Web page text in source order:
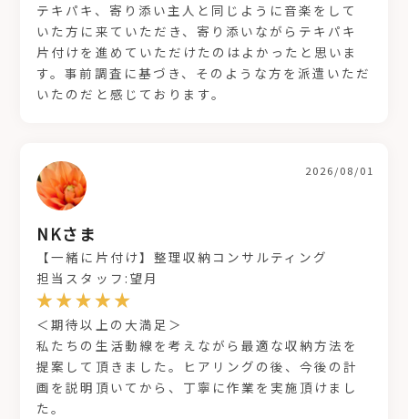
テキパキ、寄り添い主人と同じように音楽をして
いた方に来ていただき、寄り添いながらテキパキ
片付けを進めていただけたのはよかったと思いま
す。事前調査に基づき、そのような方を派遣いただ
いたのだと感じております。
NKさま
2026/08/01
【一緒に片付け】整理収納コンサルティング
担当スタッフ:望月
＜期待以上の大満足＞
私たちの生活動線を考えながら最適な収納方法を
提案して頂きました。ヒアリングの後、今後の計
画を説明頂いてから、丁寧に作業を実施頂けまし
た。